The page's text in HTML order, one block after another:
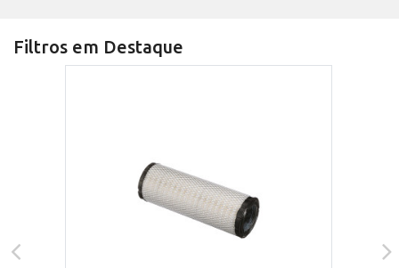
Filtros em Destaque